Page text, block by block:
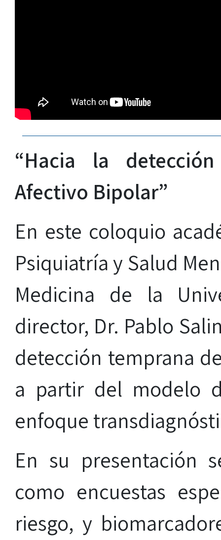
“Hacia la
Afectivo Bipolar”
En este coloquio
Psiquiatría y Salud
Medicina de la
director, Dr. Pablo
detección temprana
a partir del modelo
enfoque
En su presentación
como encuestas
riesgo, y